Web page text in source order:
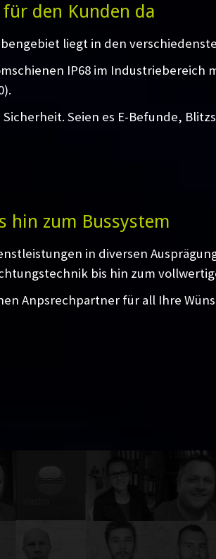
den Kunden da
liegt in den
IP68 im Industriebereich
Seien es E-Befunde,
hin zum Bussystem
in diversen
bis hin zum
Anpsrechpartner für all Ihre